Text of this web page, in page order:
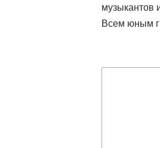
музыкантов
Всем юным